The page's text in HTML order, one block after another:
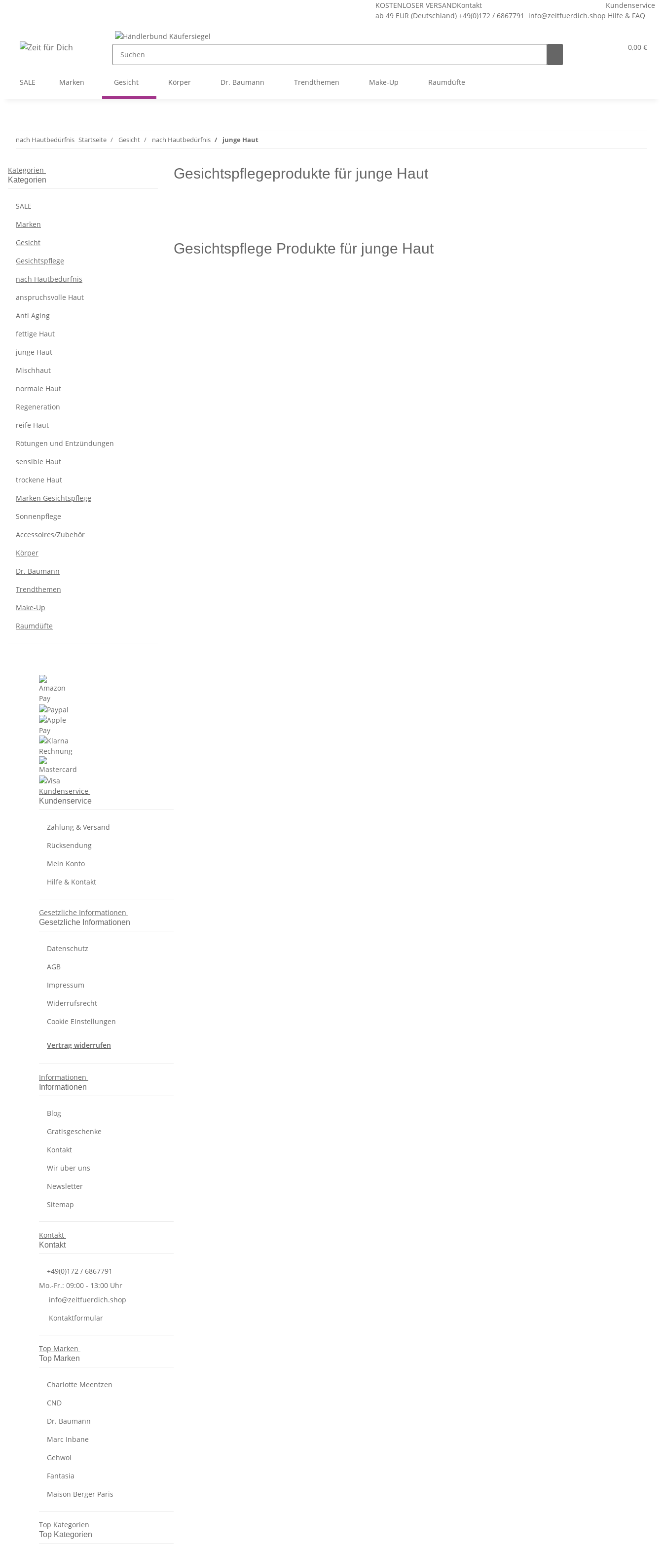
Kundenservice
Hilfe & FAQ
Kontakt
+49(0)172 / 6867791
info@zeitfuerdich.shop
KOSTENLOSER VERSAND
ab 49 EUR (Deutschland)
0,00 €
SALE Marken Gesicht Körper Dr. Baumann Trendthemen Make-Up Raumdüfte
nach Hautbedürfnis Startseite Gesicht nach Hautbedürfnis junge Haut
Gesichtspflegeprodukte für junge Haut
Gesichtspflege Produkte für junge Haut
Kategorien
Kategorien
SALE
Marken
Gesicht
Gesichtspflege
nach Hautbedürfnis
anspruchsvolle Haut
Anti Aging
fettige Haut
junge Haut
Mischhaut
normale Haut
Regeneration
reife Haut
Rötungen und Entzündungen
sensible Haut
trockene Haut
Marken Gesichtspflege
Sonnenpflege
Accessoires/Zubehör
Körper
Dr. Baumann
Trendthemen
Make-Up
Raumdüfte
Kundenservice
Kundenservice
Zahlung & Versand
Rücksendung
Mein Konto
Hilfe & Kontakt
Gesetzliche Informationen
Gesetzliche Informationen
Datenschutz
AGB
Impressum
Widerrufsrecht
Cookie EInstellungen
Vertrag widerrufen
Informationen
Informationen
Blog
Gratisgeschenke
Kontakt
Wir über uns
Newsletter
Sitemap
Kontakt
Kontakt
+49(0)172 / 6867791
Mo.-Fr.: 09:00 - 13:00 Uhr
info@zeitfuerdich.shop
Kontaktformular
Top Marken
Top Marken
Charlotte Meentzen
CND
Dr. Baumann
Marc Inbane
Gehwol
Fantasia
Maison Berger Paris
Top Kategorien
Top Kategorien